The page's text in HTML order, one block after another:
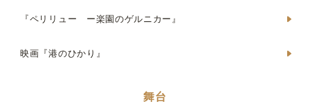
『ペリリュー ー楽園のゲルニカー』
映画『港のひかり』
舞台